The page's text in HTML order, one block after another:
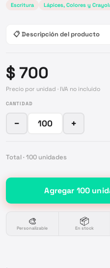
Escritura Lápices, Colores y
📋 Descripción del producto
$ 700
Precio por unidad · IVA no incluido
CANTIDAD
− +
Total · 100 unidades
Agregar 100
🎨
Personalizable
📦
En stock